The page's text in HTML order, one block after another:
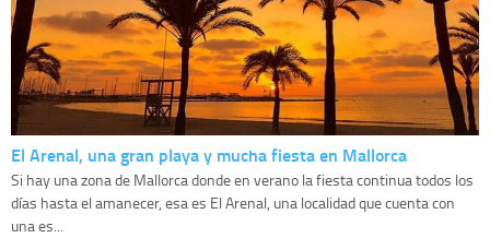
El Arenal, una gran playa y mucha fiesta en Mallorca
Si hay una zona de Mallorca donde en verano la fiesta continua todos los
días hasta el amanecer, esa es El Arenal, una localidad que cuenta con
una es...